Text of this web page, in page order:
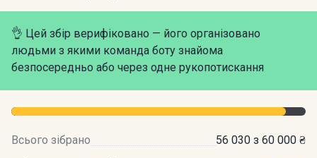
👌 Цей збір верифіковано — його організовано
людьми з якими команда боту знайома
безпосередньо або через одне рукопотискання
Всього зібрано
56 030 з 60 000 ₴